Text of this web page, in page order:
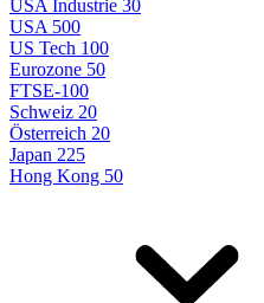
USA Industrie 30
USA 500
US Tech 100
Eurozone 50
FTSE-100
Schweiz 20
Österreich 20
Japan 225
Hong Kong 50